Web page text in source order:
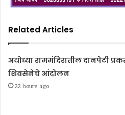
Related Articles
अयोध्या राममंदिरातील दानपेटी
शिवसेनेचे आंदोलन
22 hours ago